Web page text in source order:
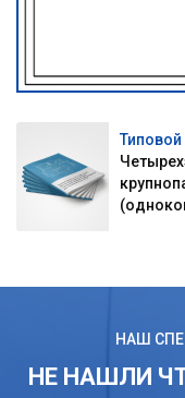
НАШ
НЕ НАШЛИ